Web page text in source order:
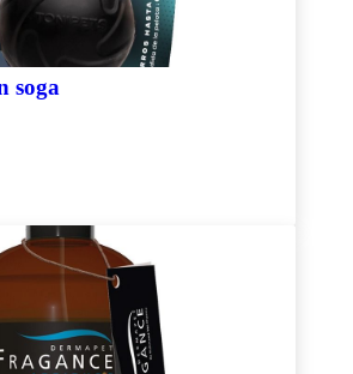
soga